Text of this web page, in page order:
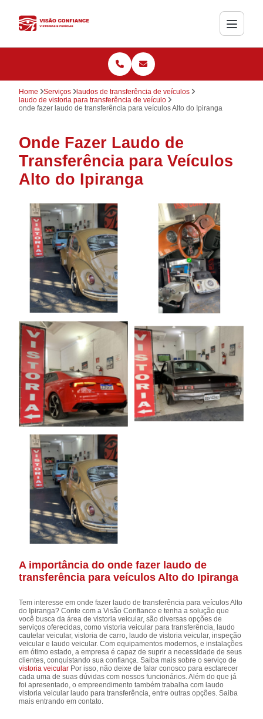
Home Serviços
laudos de transferência de veículos
laudo de vistoria para transferência de veículo
onde fazer laudo de transferência para veículos Alto do Ipiranga
Onde Fazer Laudo de
Transferência para Veículos
Alto do Ipiranga
A importância do onde fazer laudo de
transferência para veículos Alto do Ipiranga
Tem interesse em onde fazer laudo de transferência para veículos Alto
do Ipiranga? Conte com a Visão Confiance e tenha a solução que
você busca da área de vistoria veicular, são diversas opções de
serviços oferecidas, como vistoria veicular para transferência, laudo
cautelar veicular, vistoria de carro, laudo de vistoria veicular, inspeção
veicular e laudo veicular. Com equipamentos modernos, e instalações
em ótimo estado, a empresa é capaz de suprir a necessidade de seus
clientes, conquistando sua confiança. Saiba mais sobre o serviço de
vistoria veicular Por isso, não deixe de falar conosco para esclarecer
cada uma de suas dúvidas com nossos funcionários. Além do que já
foi apresentado, o empreendimento também trabalha com laudo
vistoria veicular laudo para transferência, entre outras opções. Saiba
mais entrando em contato.